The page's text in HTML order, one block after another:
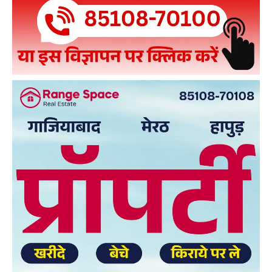
Facebook
X WhatsApp
Share
Read Latest News on AIN
NEWS 1 App